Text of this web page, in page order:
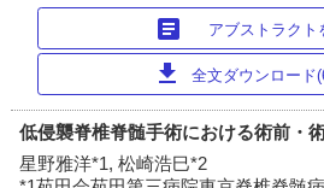
article アブストラクト
download 全文ダウンロード
低侵襲脊椎脊髄手術における術前・
星野雅洋*1, 松崎浩巳*2